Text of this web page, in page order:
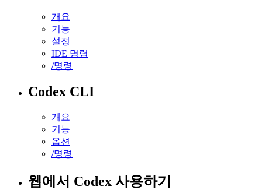
개요
기능
설정
IDE 명령
/명령
Codex CLI
개요
기능
옵션
/명령
웹에서 Codex 사용하기